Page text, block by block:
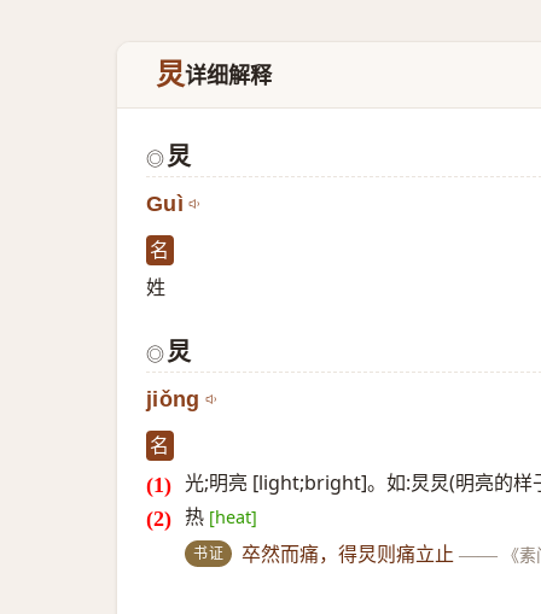
炅详细解释
◎ 炅
Guì
名
姓
◎ 炅
jiǒng
名
光;明亮 [light;bright]。如:炅炅(明亮的样
热 [heat]
书证 卒然而痛，得炅则痛立止 —— 《